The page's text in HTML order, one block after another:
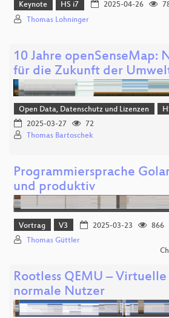
Keynote HS i7 2025-04-26
Thomas Lohninger
10 Jahre openSenseMap:
für die Zukunft der
Open Data, Datenschutz und Lizenzen
2025-03-27
72
Thomas Bartoschek
Programmiersprache
und produktiv
Vortrag V3 2025-03-23
866
Thomas Güttler
Rootless QEMU –
normale Nutzer